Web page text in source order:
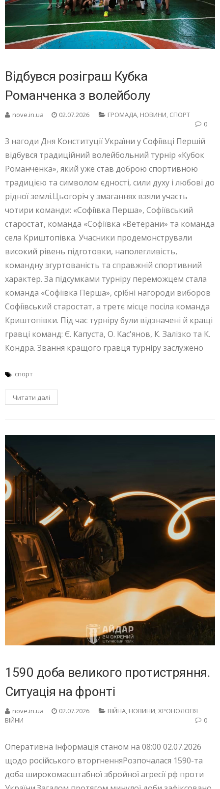
Відбувся розіграш Кубка
Романченка з волейболу
nove.in.ua 02.07.2026 ГРОМАДА НОВИНИ СПОРТ
0
З нагоди Дня Конституції України у Софіївці Першій
відбувся традиційний волейбольний турнір «Кубок
Романченка», який уже став доброю спортивною
традицією та символом єдності, сили духу і любові до
рідної землі.Цьогоріч у змаганнях взяли участь
чотири команди: «Софіївка Перша», Софіївський
старостат, команда «Софіївка «Ветерани» та команда
села Криштопівка. Учасники продемонстрували
високий рівень підготовки, наполегливість,
командну згуртованість та справжній спортивний
характер. За підсумками турніру переможцем стала
команда «Софіївка Перша», срібні нагороди виборов
Софіївський старостат, а третє місце посіла команда
Криштопівки. Під час турніру були відзначені й кращі
гравці команд: Є. Капуста, О. Кас'янов, К. Залізко та К.
Кондра. Звання кращого гравця турніру заслужено
спорт
Читати далі
1590 доба великого протистряння.
Ситуація на фронті
nove.in.ua 02.07.2026 ВІЙНА НОВИНИ ХРОНОЛОГІЯ
ВІЙНИ
0
Оперативна інформація станом на 08:00 02.07.2026
щодо російського вторгненняРозпочалася 1590-та
доба широкомасштабної збройної агресії рф проти